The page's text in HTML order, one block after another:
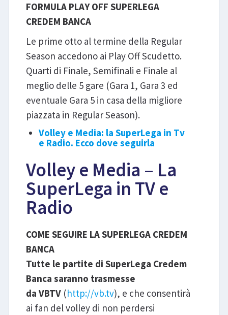
FORMULA PLAY OFF SUPERLEGA
CREDEM BANCA
Le prime otto al termine della Regular
Season accedono ai Play Off Scudetto.
Quarti di Finale, Semifinali e Finale al
meglio delle 5 gare (Gara 1, Gara 3 ed
eventuale Gara 5 in casa della migliore
piazzata in Regular Season).
Volley e Media: la SuperLega in Tv
e Radio. Ecco dove seguirla
Volley e Media – La
SuperLega in TV e
Radio
COME SEGUIRE LA SUPERLEGA CREDEM
BANCA
Tutte le partite di SuperLega Credem
Banca saranno trasmesse
da VBTV(http://vb.tv), e che consentirà
ai fan del volley di non perdersi